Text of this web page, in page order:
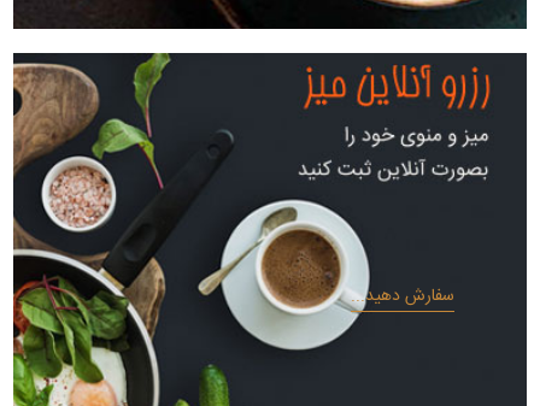
سفارش دهید...